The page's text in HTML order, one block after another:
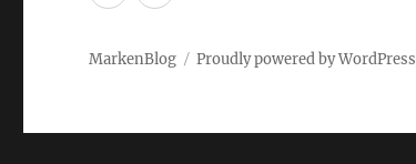
MarkenBlog Proudly powered by WordPress